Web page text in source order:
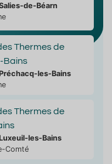
de-Béarn
Thermes de
Bains
Préchacq-les-Bains
Thermes de
Luxeuil-les-Bains
Comté